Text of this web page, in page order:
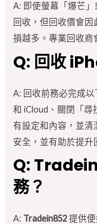
A: 即使螢幕「爆芒
回收，但回收價會
損越多。專業回收商
Q: 回收
A: 回收前務必完成
和 iCloud、關閉「尋
有設定和內容，並清
安全，並有助於提升
Q:
務？
A: Tradein852提供